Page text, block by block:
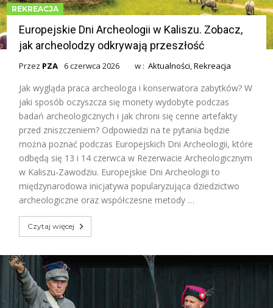
REKREACJA
Europejskie Dni Archeologii w Kaliszu. Zobacz,
jak archeolodzy odkrywają przeszłość
Przez PZA 6 czerwca 2026 w :Aktualności ,Rekreacja
Jak wygląda praca archeologa i konserwatora zabytków? W
jaki sposób oczyszcza się monety wydobyte podczas
badań archeologicznych i jak chroni się cenne artefakty
przed zniszczeniem? Odpowiedzi na te pytania będzie
można poznać podczas Europejskich Dni Archeologii, które
odbędą się 13 i 14 czerwca w Rezerwacie Archeologicznym
w Kaliszu-Zawodziu. Europejskie Dni Archeologii to
międzynarodowa inicjatywa popularyzująca dziedzictwo
archeologiczne oraz współczesne metody …
Czytaj więcej